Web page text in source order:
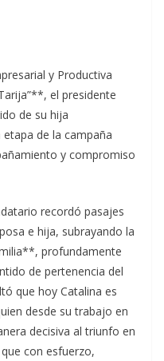
y Productiva
el presidente
de su hija
de la campaña
y compromiso
recordó pasajes
e hija, subrayando la
profundamente
de pertenencia del
que hoy Catalina es
desde su trabajo en
decisiva al triunfo en
con esfuerzo,